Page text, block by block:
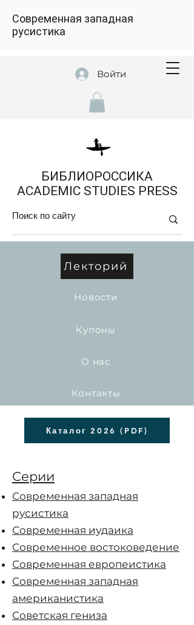
Войти
БИБЛИОРОССИКА
ACADEMIC STUDIES PRESS
Современная западная
русистика
Лекторий
Новости
Купоны
О нас
Контакты
Каталог 2026 (PDF)
Серии
Современная западная
русистика
Современная иудаика
Современное востоковедение
Современная европеистика
Современная западная
американистика
Советская гениза